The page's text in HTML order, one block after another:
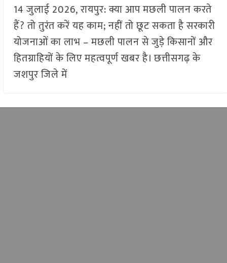
14 जुलाई 2026, रायपुर: क्या आप मछली पालन करते
हैं? तो तुरंत करें यह काम; नहीं तो छूट सकता है सरकारी
योजनाओं का लाभ – मछली पालन से जुड़े किसानों और
हितग्राहियों के लिए महत्वपूर्ण खबर है। छत्तीसगढ़ के
जशपुर जिले में